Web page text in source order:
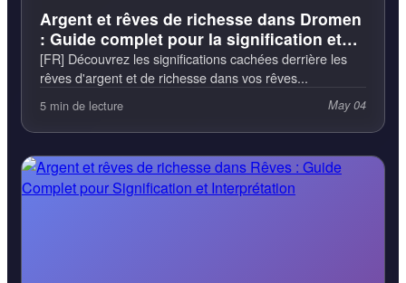
Argent et rêves de richesse dans Dromen
: Guide complet pour la signification et
l'interprétation
[FR] Découvrez les significations cachées derrière les
rêves d'argent et de richesse dans vos rêves...
5 min de lecture May 04